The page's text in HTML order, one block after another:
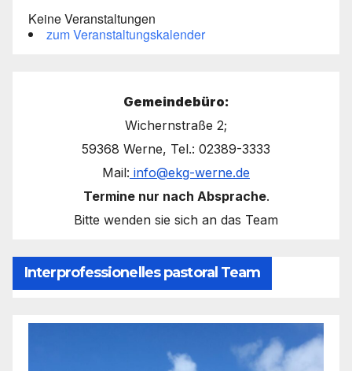
Keine Veranstaltungen
zum Veranstaltungskalender
Gemeindebüro:
Wichernstraße 2;
59368 Werne, Tel.: 02389-3333
Mail: info@ekg-werne.de
Termine nur nach Absprache.
Bitte wenden sie sich an das Team
Interprofessionelles pastoral Team